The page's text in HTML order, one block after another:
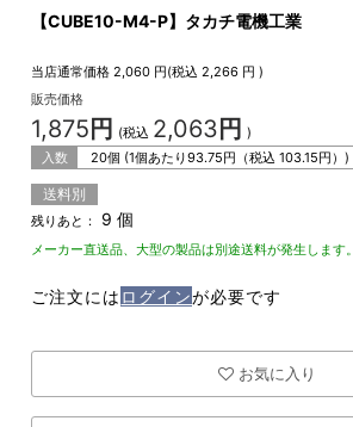
【CUBE10-M4-P】タカチ電機工業
当店通常価格 2,060 円(税込2,266 円 )
販売価格
1,875 円 (税込 2,063 円 )
入数
20個 (1個あたり93.75円（税込103.15円）)
送料別
残りあと： 9 個
メーカー直送品、大型の製品は別途送料が発生します。
ご注文には ログインが必要です
お気に入り